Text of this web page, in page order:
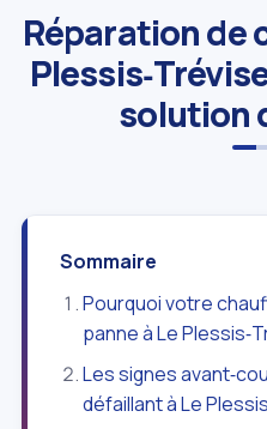
Réparation de
solution
Sommaire
Pourquoi votre
panne à Le
Les signes
défaillant à Le